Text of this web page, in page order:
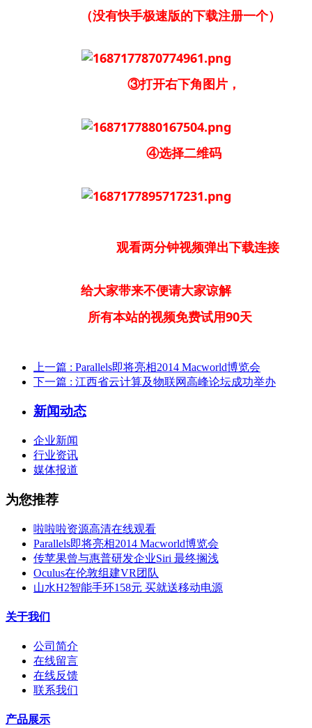
（没有快手极速版的下载注册一个）
③打开右下角图片，
④选择二维码
观看两分钟视频弹出下载连接
给大家带来不便请大家谅解
所有本站的视频免费试用90天
上一篇 : Parallels即将亮相2014 Macworld博览会
下一篇 : 江西省云计算及物联网高峰论坛成功举办
新闻动态
企业新闻
行业资讯
媒体报道
为您推荐
啦啦啦资源高清在线观看
Parallels即将亮相2014 Macworld博览会
传苹果曾与惠普研发企业Siri 最终搁浅
Oculus在伦敦组建VR团队
山水H2智能手环158元 买就送移动电源
关于我们
公司简介
在线留言
在线反馈
联系我们
产品展示